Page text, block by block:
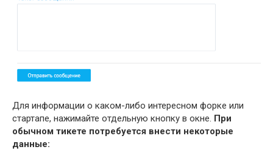
Для информации о каком-либо интересном форке или
стартапе, нажимайте отдельную кнопку в окне. При
обычном тикете потребуется внести некоторые
данные: